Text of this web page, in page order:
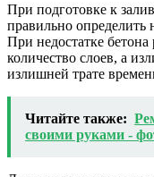
При подготовке к
правильно определить
При недостатке бетона
количество слоев, а
излишней трате
Читайте также:
своими руками -